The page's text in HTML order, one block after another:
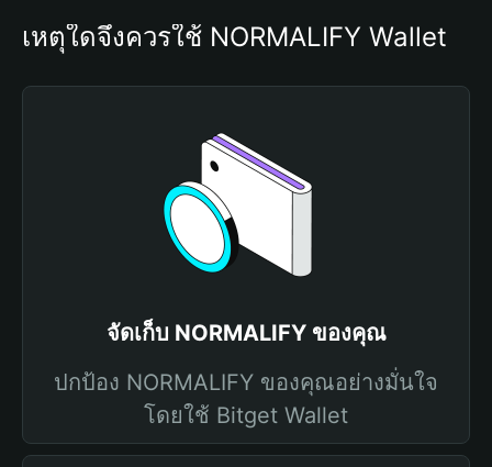
เหตุใดจึงควรใช้ NORMALIFY Wallet
จัดเก็บ NORMALIFY ของคุณ
ปกป้อง NORMALIFY ของคุณอย่างมั่นใจ
โดยใช้ Bitget Wallet